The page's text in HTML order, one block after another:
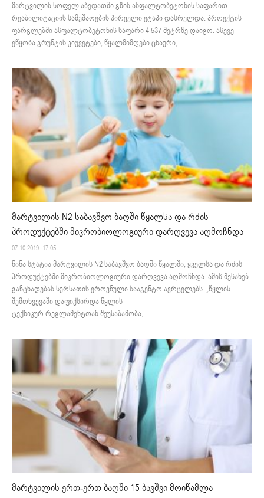
მარტვილის სოფელ აბედათში გზის ასფალტობეტონის საფარით
რეაბილიტაციის სამუშაოების პირველი ეტაპი დასრულდა. პროექტის
ფარგლებში ასფალტობეტონის საფარი 4 537 მეტრზე დაიგო. ასევე
ეწყობა გრუნტის კიუვეტები, წყალმიმღები ცხაური,...
მარტვილის N2 საბავშვო ბაღში წყალსა და რძის
პროდუქტებში მიკრობიოლოგიური დარღვევა აღმოჩნდა
07.10.2019. 17:05
წინა სტატია მარტვილის N2 საბავშვო ბაღში წყალში, ყველსა და რძის
პროდუქტებში მიკრობიოლოგიური დარღვევა აღმოჩნდა. ამის შესახებ
განცხადებას სურსათის ეროვნული სააგენტო ავრცელებს. „წყლის
შემთხვევაში დაფიქსირდა წყლის
ტექნიკურ რეგლამენტთან შეუსაბამობა,...
მარტვილის ერთ-ერთ ბაღში 15 ბავშვი მოიწამლა